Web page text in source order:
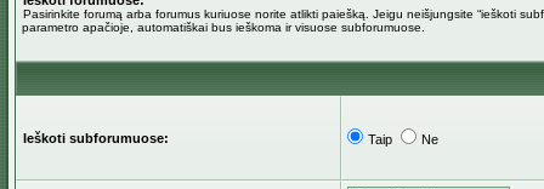
Pasirinkite forumą arba forumus kuriuose norite atlikti paiešką. Jeigu neišjungsite “ieškoti
parametro apačioje, automatiškai bus ieškoma ir visuose subforumuose.
Ieškoti subforumuose: Taip Ne